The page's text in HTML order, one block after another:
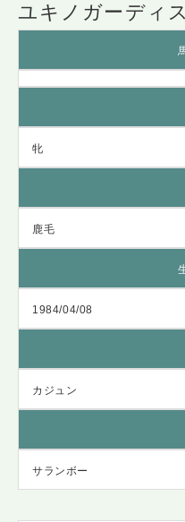
ユキノガーディス
牝
鹿毛
1984/04/08
カジュン
サランボー